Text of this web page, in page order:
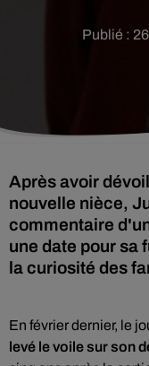
Publié :
Après avoir
nouvelle nièce,
commentaire
une date pour sa
la curiosité des
En février dernier, le
levé le voile sur son